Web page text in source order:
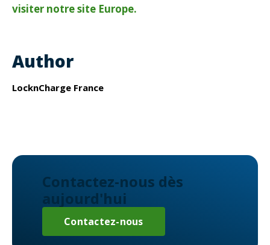
visiter notre site Europe.
Author
LocknCharge France
Contactez-nous dès
aujourd'hui
Contactez-nous